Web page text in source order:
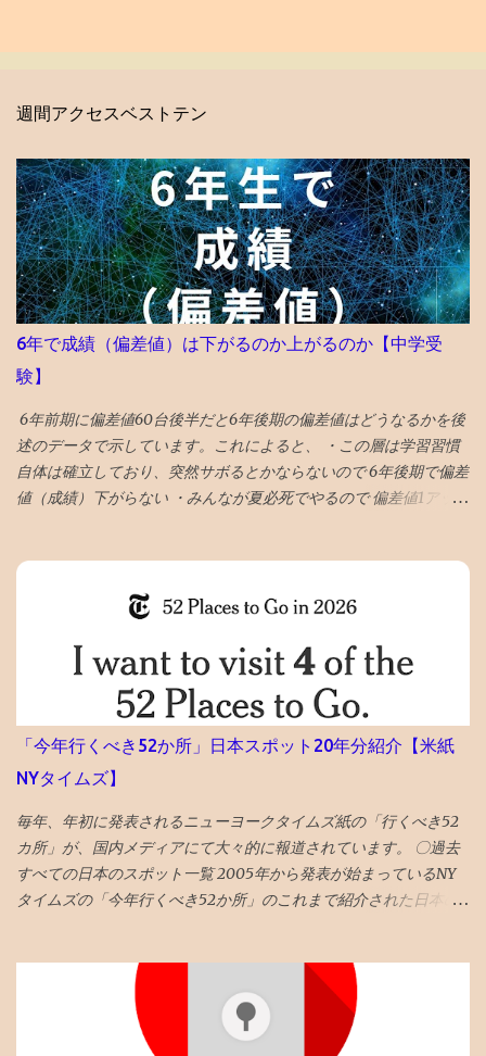
週間アクセスベストテン
6年で成績（偏差値）は下がるのか上がるのか【中学受
験】
6年前期に偏差値60台後半だと6年後期の偏差値はどうなるかを後
述のデータで示しています。これによると、 ・この層は学習習慣
自体は確立しており、突然サボるとかならないので 6年後期で偏差
値（成績）下がらない ・みんなが夏必死でやるので 偏差値1アップ
試は難化するので頭打ちだった層が高偏差値出しやすくなるとい
うのも定説なので、前期67と68の差は大きいかも タイトルへの回
68以上だった者の後期平均偏差値 73→74 72→73 71→73 70→73
70→70 69→72 69→70 68→72 68→72 68→70 68→69 68→69 ◆6
年前期平均偏差値67の人の6年後期の平均偏差値の実例 67→70
67→69 67→68 67→68 67→68 67→68 67→67 67→67 67→67
67→67 67→67 昔塾から得た無作為抽出データです。例年こんな感
じかと 「 4年夏入塾偏差値42から1年間で成績どうなるか」 へ
「今年行くべき52か所」日本スポット20年分紹介【米紙
NYタイムズ】
毎年、年初に発表されるニューヨークタイムズ紙の「行くべき52
カ所」が、国内メディアにて大々的に報道されています。 〇過去
すべての日本のスポット一覧 2005年から発表が始まっているNY
タイムズの「今年行くべき52か所」のこれまで紹介された日本の
崎 核の脅威が再度クローズアップされた時流を踏まえ、完全に破
壊された広島と異なり、市中心部が幸運にも残された長崎を’粘り
強く立ち直る都市’として選出。 駅前再開発 の完成、大徳寺の 大